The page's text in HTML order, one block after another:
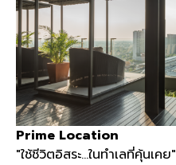
Prime Location
"ใช้ชีวิตอิสระ...ในทำเลที่คุ้นเคย"